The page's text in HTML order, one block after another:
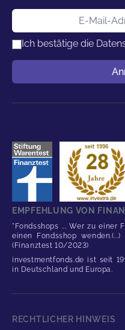
E-Mail-Adresse
Ich bestätige die
EMPFEHLUNG VON
"Fondsshops ... Wer zu einer
einen Fondsshop
(Finanztest 10/2023)
investmentfonds.de ist seit
in Deutschland und Europa.
RECHTLICHER HINWEIS